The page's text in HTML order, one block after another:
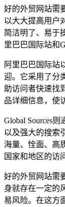
好的外贸网站需
以大大提高用户
简洁明了、易于
里巴巴国际站和
阿里巴巴国际站
迎。它采用了分
助访问者快速找
品详细信息，使
Global Sources
以及强大的搜索
海量、恮面、高
国家和地区的访
好的外贸网站需
身就存在一定的
易风险。在这方